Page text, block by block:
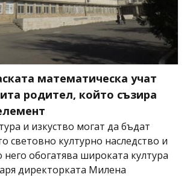
математическа учат
родител, който съзира
и изкуство могат да бъдат
световно културно наследство и
обогатява широката култура
директорката Милена